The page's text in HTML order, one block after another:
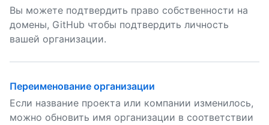
Вы можете подтвердить право собственности на
домены, GitHub чтобы подтвердить личность
вашей организации.
Переименование организации
Если название проекта или компании изменилось,
можно обновить имя организации в соответствии